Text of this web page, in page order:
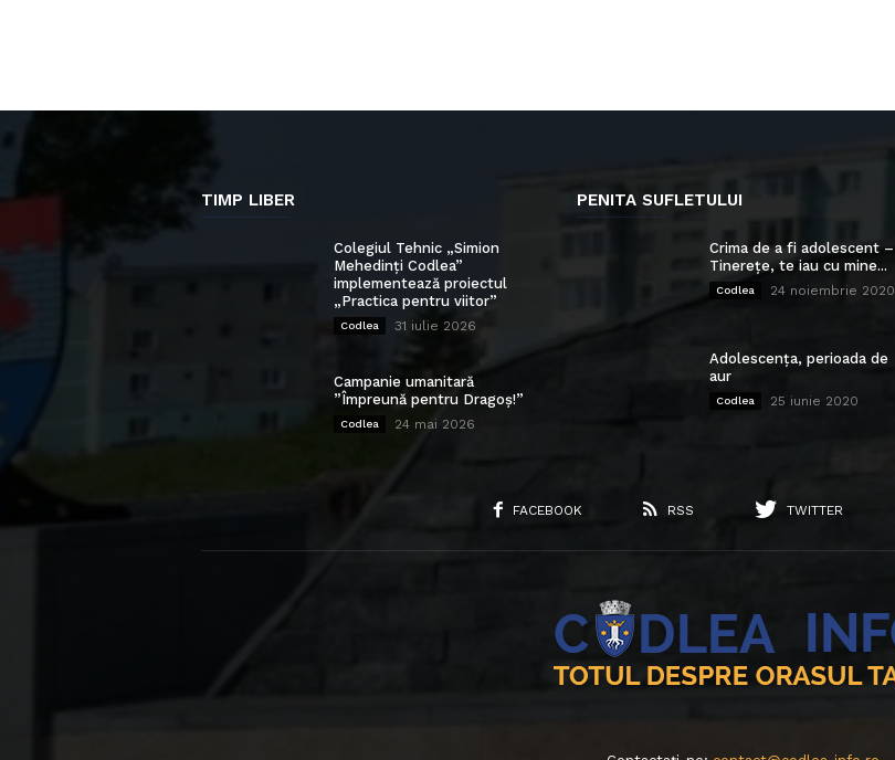
TIMP LIBER
Colegiul Tehnic „Simion
Mehedinți Codlea”
implementează proiectul
„Practica pentru viitor”
Codlea 31 iulie 2026
Campanie umanitară
”Împreună pentru Dragoș!”
Codlea 24 mai 2026
PENITA SUFLETULUI
Crima de a fi adolescent –
Tinerețe, te iau cu mine...
Codlea 24 noiembrie 2020
Adolescența, perioada de
aur
Codlea 25 iunie 2020
FACEBOOK RSS TWITTER